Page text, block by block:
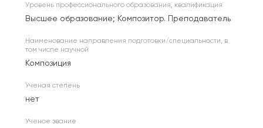
Уровень профессионального образования, квалификация
Высшее образование; Композитор. Преподаватель
Наименование направления подготовки/специальности, в
том числе научной
Композиция
Ученая степень
нет
Ученое звание